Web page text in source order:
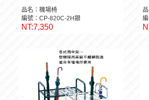
品名：機場椅
編號：CP-820C-2H銀
NT:7,350